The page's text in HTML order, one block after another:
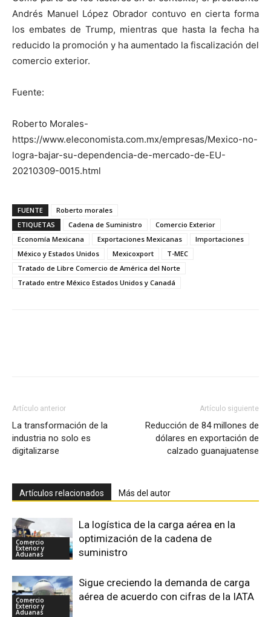
Andrés Manuel López Obrador contuvo en cierta forma
los embates de Trump, mientras que hasta la fecha ha
reducido la promoción y ha aumentado la fiscalización del
comercio exterior.
Fuente:
Roberto Morales-
https://www.eleconomista.com.mx/empresas/Mexico-no-
logra-bajar-su-dependencia-de-mercado-de-EU-
20210309-0015.html
FUENTE
Roberto morales
ETIQUETAS
Cadena de Suministro
Comercio Exterior
Economía Mexicana
Exportaciones Mexicanas
Importaciones
México y Estados Unidos
Mexicoxport
T-MEC
Tratado de Libre Comercio de América del Norte
Tratado entre México Estados Unidos y Canadá
Artículo anterior
La transformación de la
industria no solo es
digitalizarse
Artículo siguiente
Reducción de 84 millones de
dólares en exportación de
calzado guanajuatense
Artículos relacionados Más del autor
Comercio
Exterior y
Aduanas
La logística de la carga aérea en la
optimización de la cadena de
suministro
Comercio
Exterior y
Aduanas
Sigue creciendo la demanda de carga
aérea de acuerdo con cifras de la IATA